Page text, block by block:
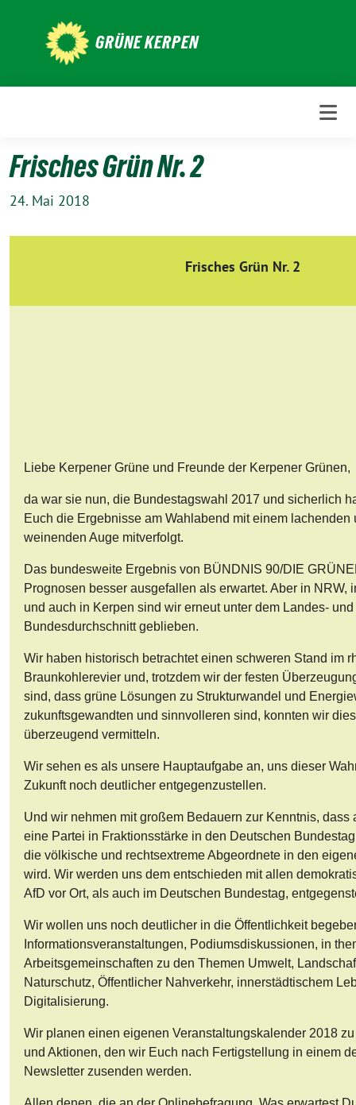
GRÜNE KERPEN
Frisches Grün Nr. 2
24. Mai 2018
Frisches Grün Nr. 2
Liebe Kerpener Grüne und Freunde der Kerpener Grünen,
da war sie nun, die Bundestagswahl 2017 und sicherlich
Euch die Ergebnisse am Wahlabend mit einem lachenden
weinenden Auge mitverfolgt.
Das bundesweite Ergebnis von BÜNDNIS 90/DIE
Prognosen besser ausgefallen als erwartet. Aber in NRW,
und auch in Kerpen sind wir erneut unter dem Landes-
Bundesdurchschnitt geblieben.
Wir haben historisch betrachtet einen schweren Stand im
Braunkohlerevier und, trotzdem wir der festen
sind, dass grüne Lösungen zu Strukturwandel und
zukunftsgewandten und sinnvolleren sind, konnten wir
überzeugend vermitteln.
Wir sehen es als unsere Hauptaufgabe an, uns dieser
Zukunft noch deutlicher entgegenzustellen.
Und wir nehmen mit großem Bedauern zur Kenntnis, dass
eine Partei in Fraktionsstärke in den Deutschen
die völkische und rechtsextreme Abgeordnete in den
wird. Wir werden uns dem entschieden mit allen
AfD vor Ort, als auch im Deutschen Bundestag,
Wir wollen uns noch deutlicher in die Öffentlichkeit
Informationsveranstaltungen, Podiumsdiskussionen, in
Arbeitsgemeinschaften zu den Themen Umwelt,
Naturschutz, Öffentlicher Nahverkehr, innerstädtischem
Digitalisierung.
Wir planen einen eigenen Veranstaltungskalender 2018
und Aktionen, den wir Euch nach Fertigstellung in einem
Newsletter zusenden werden.